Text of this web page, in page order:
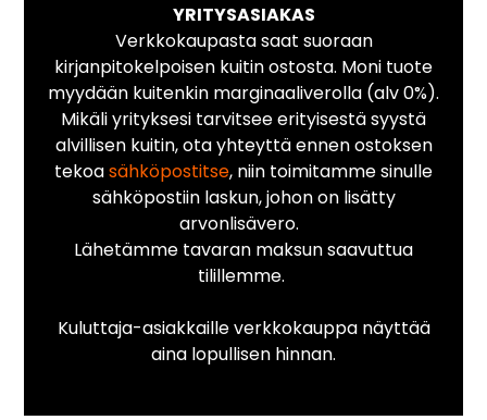
YRITYSASIAKAS
Verkkokaupasta saat suoraan
kirjanpitokelpoisen kuitin ostosta. Moni tuote
myydään kuitenkin marginaaliverolla (alv 0%).
Mikäli yrityksesi tarvitsee erityisestä syystä
alvillisen kuitin, ota yhteyttä ennen ostoksen
tekoasähköpostitse, niin toimitamme sinulle
sähköpostiin laskun, johon on lisätty
arvonlisävero.
Lähetämme tavaran maksun saavuttua
tilillemme.
Kuluttaja-asiakkaille verkkokauppa näyttää
aina lopullisen hinnan.